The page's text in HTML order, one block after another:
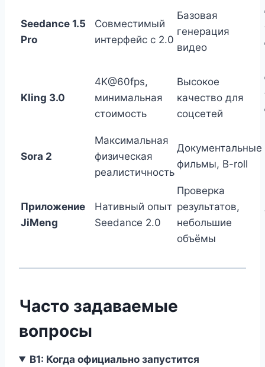
Seedance 1.5
Pro
Совместимый
интерфейс с 2.0
Базовая
генерация
видео
Kling 3.0
4K@60fps,
минимальная
стоимость
Высокое
качество для
соцсетей
Sora 2
Максимальная
физическая
реалистичность
Документальные
фильмы, B-roll
Приложение
JiMeng
Нативный опыт
Seedance 2.0
Проверка
результатов,
небольшие
объёмы
Часто задаваемые
вопросы
В1: Когда официально запустится